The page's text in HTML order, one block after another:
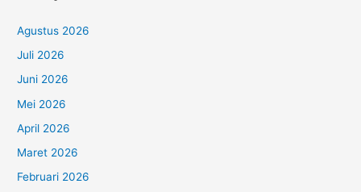
Agustus 2026
Juli 2026
Juni 2026
Mei 2026
April 2026
Maret 2026
Februari 2026